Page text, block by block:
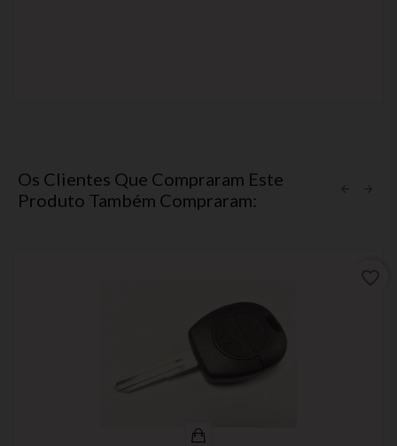
Os Clientes Que Compraram Este
Produto Também Compraram: